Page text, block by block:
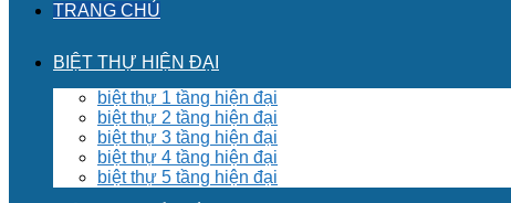
TRANG CHỦ
BIỆT THỰ HIỆN ĐẠI
biệt thự 1 tầng hiện đại
biệt thự 2 tầng hiện đại
biệt thự 3 tầng hiện đại
biệt thự 4 tầng hiện đại
biệt thự 5 tầng hiện đại